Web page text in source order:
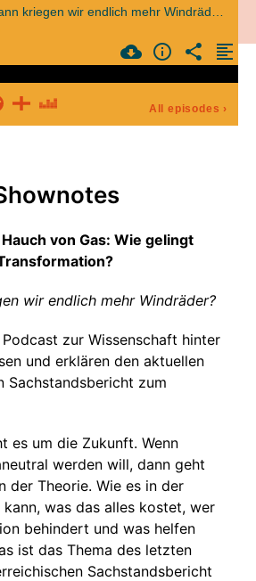
All episodes ›
von Gas: Wie gelingt
wir endlich mehr Windräder?
Podcast zur Wissenschaft hinter
und erklären den aktuellen
Sachstandsbericht zum
es um die Zukunft. Wenn
werden will, dann geht
der Theorie. Wie es in der
kann, was das alles kostet, wer
behindert und was helfen
ist das Thema des letzten
Sachstandsbericht